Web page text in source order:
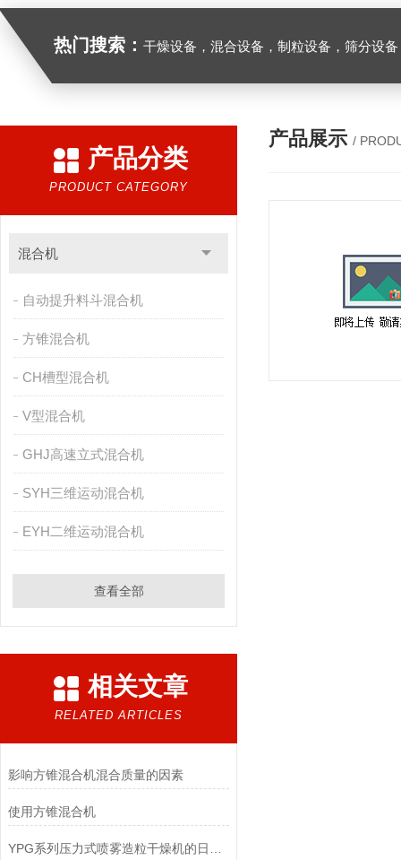
热门搜索： 干燥设备，混合设备，制粒设备，筛分设
产品分类
PRODUCT CATEGORY
混合机
自动提升料斗混合机
方锥混合机
CH槽型混合机
V型混合机
GHJ高速立式混合机
SYH三维运动混合机
EYH二维运动混合机
查看全部
相关文章
RELATED ARTICLES
影响方锥混合机混合质量的因素
使用方锥混合机
产品展示 /